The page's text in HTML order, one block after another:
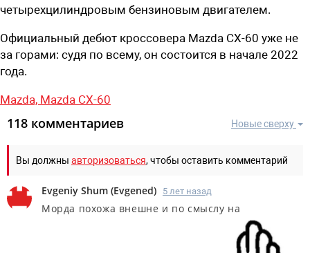
четырехцилиндровым бензиновым двигателем.
Официальный дебют кроссовера Mazda CX-60 уже не
за горами: судя по всему, он состоится в начале 2022
года.
Mazda, Mazda CX-60
Новые сверху
118 комментариев
Вы должны авторизоваться, чтобы оставить комментарий
Evgeniy Shum (Evgened) 5 лет назад
Морда похожа внешне и по смыслу на